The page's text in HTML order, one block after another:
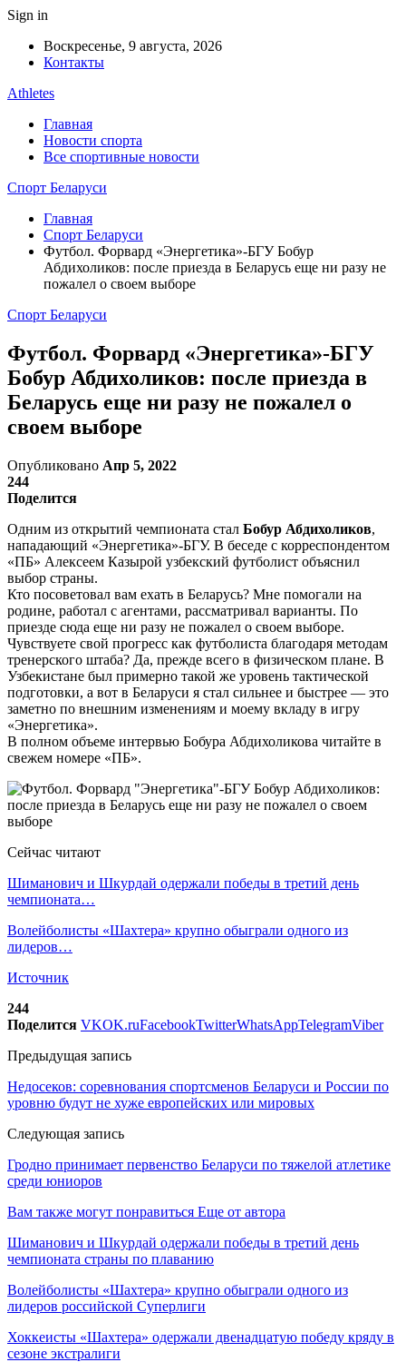
Sign in
Воскресенье, 9 августа, 2026
Контакты
Athletes
Главная
Новости спорта
Все спортивные новости
Спорт Беларуси
Главная
Спорт Беларуси
Футбол. Форвард «Энергетика»-БГУ Бобур
Абдихоликов: после приезда в Беларусь еще ни разу не
пожалел о своем выборе
Спорт Беларуси
Футбол. Форвард «Энергетика»-БГУ
Бобур Абдихоликов: после приезда в
Беларусь еще ни разу не пожалел о
своем выборе
Опубликовано Апр 5, 2022
244
Поделится
Одним из открытий чемпионата стал Бобур Абдихоликов,
нападающий «Энергетика»-БГУ. В беседе с корреспондентом
«ПБ» Алексеем Казырой узбекский футболист объяснил
выбор страны.
Кто посоветовал вам ехать в Беларусь? Мне помогали на
родине, работал с агентами, рассматривал варианты. По
приезде сюда еще ни разу не пожалел о своем выборе.
Чувствуете свой прогресс как футболиста благодаря методам
тренерского штаба? Да, прежде всего в физическом плане. В
Узбекистане был примерно такой же уровень тактической
подготовки, а вот в Беларуси я стал сильнее и быстрее — это
заметно по внешним изменениям и моему вкладу в игру
«Энергетика».
В полном объеме интервью Бобура Абдихоликова читайте в
свежем номере «ПБ».
Сейчас читают
Шиманович и Шкурдай одержали победы в третий день
чемпионата…
Волейболисты «Шахтера» крупно обыграли одного из
лидеров…
Источник
244
Поделится VKOK.ruFacebookTwitterWhatsAppTelegramViber
Предыдущая запись
Недосеков: соревнования спортсменов Беларуси и России по
уровню будут не хуже европейских или мировых
Следующая запись
Гродно принимает первенство Беларуси по тяжелой атлетике
среди юниоров
Вам также могут понравиться Еще от автора
Шиманович и Шкурдай одержали победы в третий день
чемпионата страны по плаванию
Волейболисты «Шахтера» крупно обыграли одного из
лидеров российской Суперлиги
Хоккеисты «Шахтера» одержали двенадцатую победу кряду в
сезоне экстралиги